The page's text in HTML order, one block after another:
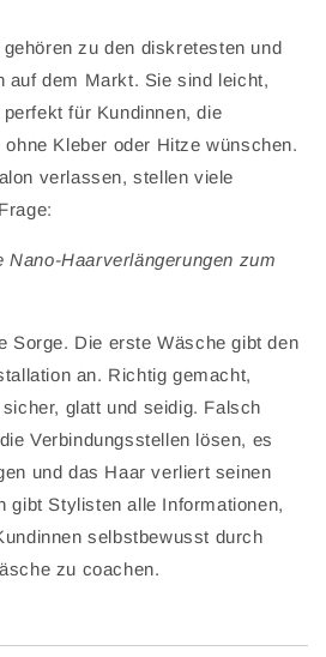
gehören zu den diskretesten und
auf dem Markt. Sie sind leicht,
für Kundinnen, die
Kleber oder Hitze wünschen.
verlassen, stellen viele
Nano-Haarverlängerungen zum
Sorge. Die erste Wäsche gibt den
an. Richtig gemacht,
glatt und seidig. Falsch
Verbindungsstellen lösen, es
und das Haar verliert seinen
gibt Stylisten alle Informationen,
selbstbewusst durch
zu coachen.